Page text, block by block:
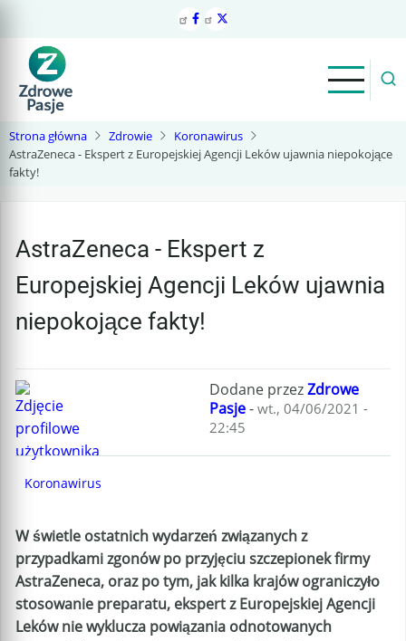
treści
Strona główna Zdrowie
Koronawirus
AstraZeneca - Ekspert z Europejskiej Agencji Leków ujawnia niepokojące
fakty!
AstraZeneca - Ekspert z
Europejskiej Agencji Leków ujawnia
niepokojące fakty!
Dodane przezZdrowe
Pasje- wt., 04/06/2021 -
22:45
Koronawirus
W świetle ostatnich wydarzeń związanych z
przypadkami zgonów po przyjęciu szczepionek firmy
AstraZeneca, oraz po tym, jak kilka krajów ograniczyło
stosowanie preparatu, ekspert z Europejskiej Agencji
Leków nie wyklucza powiązania odnotowanych